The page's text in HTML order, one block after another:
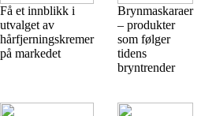
Få et innblikk i
utvalget av
hårfjerningskremer
på markedet
Brynmaskaraer
– produkter
som følger
tidens
bryntrender